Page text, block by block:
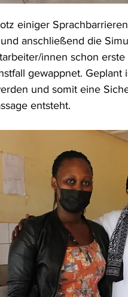
einiger
anschließend die
innen schon
gewappnet.
und somit eine
entsteht.